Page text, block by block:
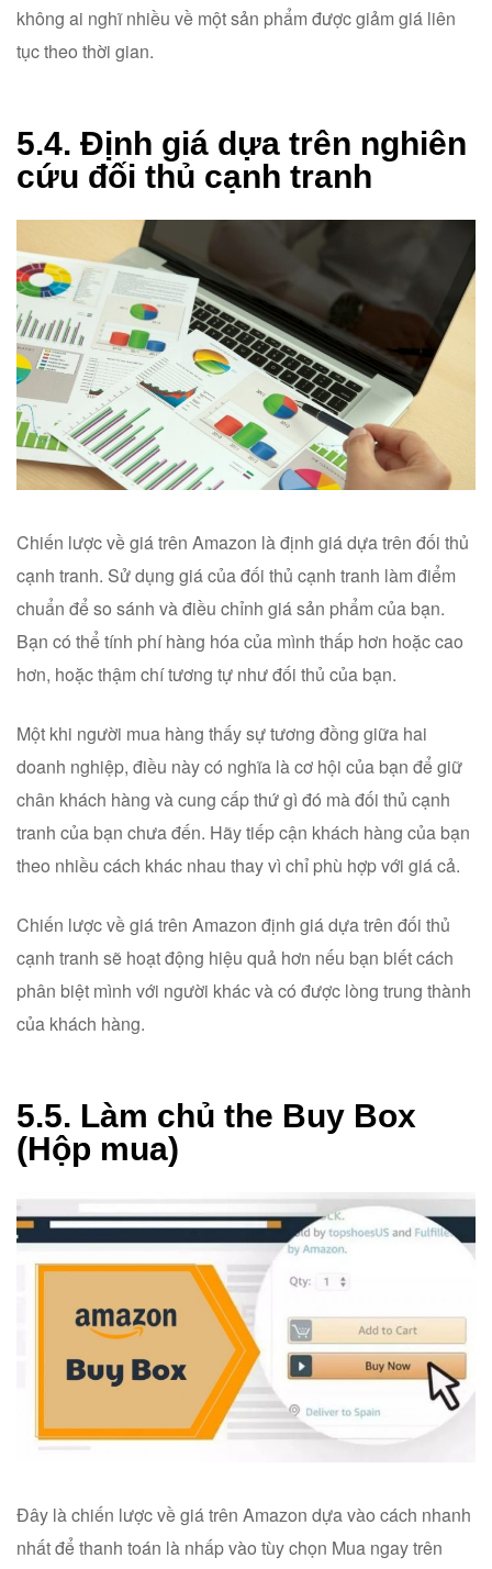
không ai nghĩ nhiều về một sản phẩm được giảm giá liên
tục theo thời gian.
5.4. Định giá dựa trên nghiên
cứu đối thủ cạnh tranh
Chiến lược về giá trên Amazon là định giá dựa trên đối thủ
cạnh tranh. Sử dụng giá của đối thủ cạnh tranh làm điểm
chuẩn để so sánh và điều chỉnh giá sản phẩm của bạn.
Bạn có thể tính phí hàng hóa của mình thấp hơn hoặc cao
hơn, hoặc thậm chí tương tự như đối thủ của bạn.
Một khi người mua hàng thấy sự tương đồng giữa hai
doanh nghiệp, điều này có nghĩa là cơ hội của bạn để giữ
chân khách hàng và cung cấp thứ gì đó mà đối thủ cạnh
tranh của bạn chưa đến. Hãy tiếp cận khách hàng của bạn
theo nhiều cách khác nhau thay vì chỉ phù hợp với giá cả.
Chiến lược về giá trên Amazon định giá dựa trên đối thủ
cạnh tranh sẽ hoạt động hiệu quả hơn nếu bạn biết cách
phân biệt mình với người khác và có được lòng trung thành
của khách hàng.
5.5. Làm chủ the Buy Box
(Hộp mua)
Đây là chiến lược về giá trên Amazon dựa vào cách nhanh
nhất để thanh toán là nhấp vào tùy chọn Mua ngay trên